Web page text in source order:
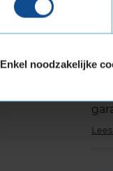
Enkel noodzakelijke